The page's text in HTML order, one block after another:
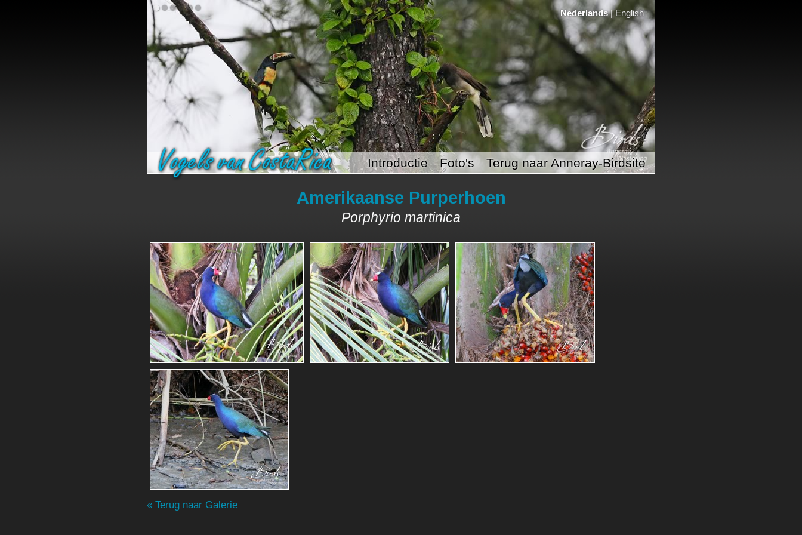
Nederlands|English
Introductie Foto's Terug naar Anneray-Birdsite
Amerikaanse Purperhoen
Porphyrio martinica
« Terug naar Galerie